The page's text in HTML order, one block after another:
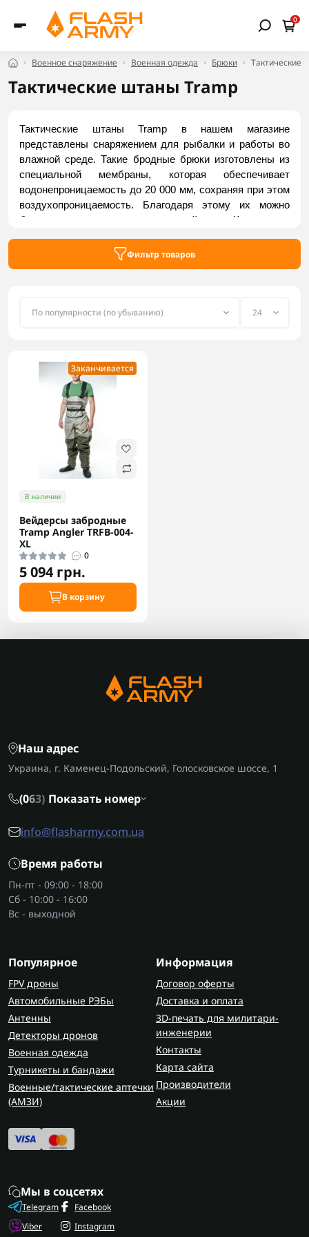
0
Военное снаряжение Военная одежда Брюки Тактические
Тактические штаны Tramp
Тактические штаны Tramp в нашем магазине
представлены снаряжением для рыбалки и работы во
влажной среде. Такие бродные брюки изготовлены из
специальной мембраны, которая обеспечивает
водонепроницаемость до 20 000 мм, сохраняя при этом
воздухопроницаемость. Благодаря этому их можно
безопасно носить даже в холодной воде. Кроме того,
а расширения в области колен повышают свободу
Фильтр товаров
Заканчивается
В наличии
Вейдерсы забродные
Tramp Angler TRFB-004-
XL
0
5 094 грн.
В корзину
Наш адрес
Украина, г. Каменец-Подольский, Голосковское шоссе, 1
(063) Показать номер
info@flasharmy.com.ua
Время работы
Пн-пт - 09:00 - 18:00
Сб - 10:00 - 16:00
Вс - выходной
Популярное
FPV дроны
Автомобильные РЭБы
Антенны
Детекторы дронов
Военная одежда
Турникеты и бандажи
Военные/тактические аптечки
(AMЗИ)
Информация
Договор оферты
Доставка и оплата
3D-печать для милитари-
инженерии
Контакты
Карта сайта
Производители
Акции
Мы в соцсетях
Telegram
Viber
Facebook
Instagram